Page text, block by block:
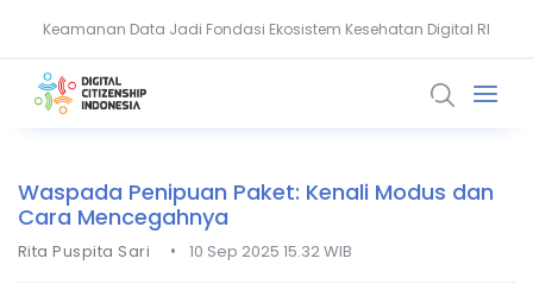
Keamanan Data Jadi Fondasi Ekosistem Kesehatan Digital RI
Akun WhatsApp Diblokir? Ini Penyebab dan Cara Mengatasinya
Waspada Penipuan Paket: Kenali Modus dan
Cara Mencegahnya
Rita Puspita Sari • 10 Sep 2025 15.32 WIB